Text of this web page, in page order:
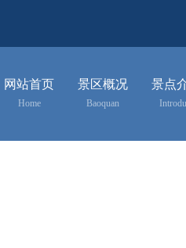
网站首页
Home
景区概况
Baoquan
景点